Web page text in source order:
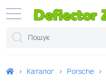
Каталог Porsche